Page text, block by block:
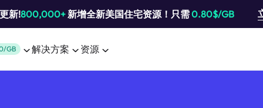
新!800,000+新增全新美国住宅资源！只需0.80$/GB
GB 解决方案 资源